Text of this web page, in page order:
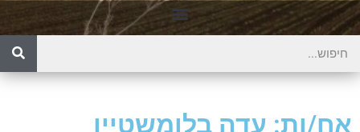
אח/ות: עדה בלומשטיין